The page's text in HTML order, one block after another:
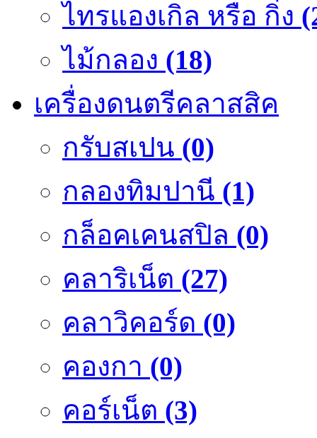
ไทรแองเกิล หรือ กิ๋ง
ไม้กลอง (18)
เครื่องดนตรีคลาสสิค
กรับสเปน (0)
กลองทิมปานี (1)
กล็อคเคนสปิล (0)
คลาริเน็ต (27)
คลาวิคอร์ด (0)
คองกา (0)
คอร์เน็ต (3)